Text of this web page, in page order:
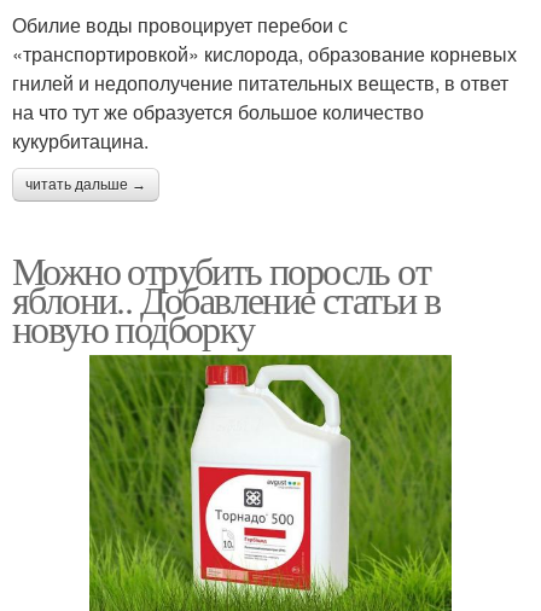
Обилие воды провоцирует перебои с
«транспортировкой» кислорода, образование корневых
гнилей и недополучение питательных веществ, в ответ
на что тут же образуется большое количество
кукурбитацина.
читать дальше →
Можно отрубить поросль от
яблони.. Добавление статьи в
новую подборку